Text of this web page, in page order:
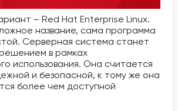
– Red Hat Enterprise Linux.
название, сама программа
Серверная система станет
в рамках
использования. Она считается
и безопасной, к тому же она
более чем доступной